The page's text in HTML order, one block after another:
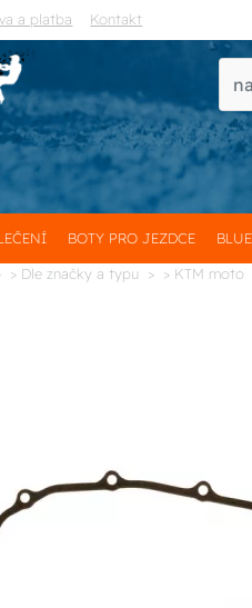
a platba Kontakt
BOTY PRO JEZDCE
> Dle značky a typu > KTM moto